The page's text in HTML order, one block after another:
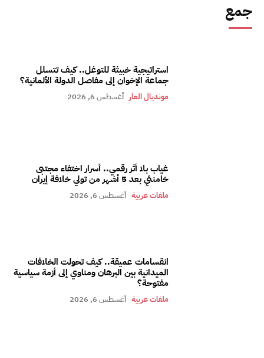
جمع
استراتيجية خبيثة للتوغل.. كيف تتسلل
جماعة الإخوان إلى مفاصل الدولة الألمانية؟
مونديال العار أغسطس 6, 2026
غياب بلا أثر رقمي.. أسرار اختفاء مجتبى
خامنئي بعد 5 أشهر من تولي خلافة إيران
ملفات عربية أغسطس 6, 2026
انقسامات عميقة.. كيف تحولت الخلافات
الميدانية بين البرهان ومناوي إلى أزمة سياسية
مفتوحة؟
ملفات عربية أغسطس 6, 2026